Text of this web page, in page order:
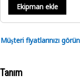
Ekipman ekle
Müşteri fiyatlarınızı
Tanım